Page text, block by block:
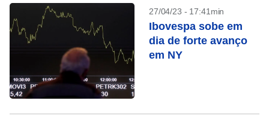
27/04/23 - 17:41min
Ibovespa sobe em
dia de forte avanço
em NY